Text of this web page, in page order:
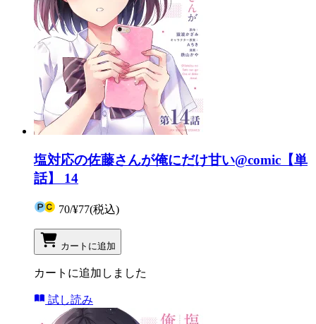
塩対応の佐藤さんが俺にだけ甘い@comic【単
話】 14
70/¥77(税込)
カートに追加
カートに追加しました
試し読み